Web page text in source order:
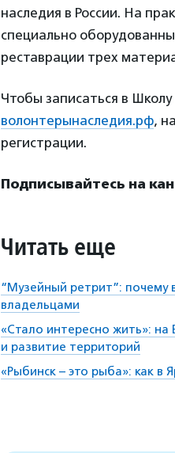
наследия в России. На
специально
реставрации трех
Чтобы записаться в
волонтерынаследия.рф,
регистрации.
Подписывайтесь на
Читать еще
“Музейный ретрит”: почему
владельцами
«Стало интересно жить»:
и развитие территорий
«Рыбинск – это рыба»: как в